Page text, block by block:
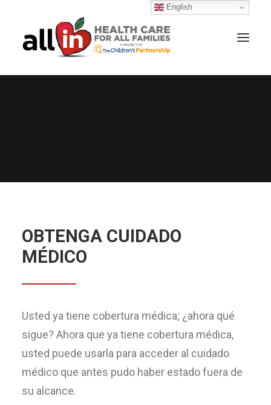
OBTENGA CUIDADO
MÉDICO
Usted ya tiene cobertura médica; ¿ahora qué
sigue? Ahora que ya tiene cobertura médica,
usted puede usarla para acceder al cuidado
médico que antes pudo haber estado fuera de
su alcance.
English